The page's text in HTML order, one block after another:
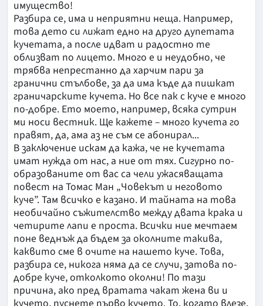
имущество!
Разбира се, има и неприятни неща. Например,
това дето си лижат едно на друго дупетата
кучетата, а после идват и радостно те
облизват по лицето. Много е и неудобно, че
трябва непрестанно да харчим пари за
гранични стълбове, за да има къде да пишкат
граничарските кучета. Но все пак с куче е много
по-добре. Ето моето, например, всяка сутрин
ми носи вестник. Ще кажете – много кучета го
правят, да, ама аз не съм се абонирал...
В заключение искам да кажа, че не кучетата
имат нужда от нас, а ние от тях. Сигурно по-
образованите от вас са чели ужасяващата
повест на Томас Ман „Човекът и неговото
куче”. Там всичко е казано. И тайната на това
необичайно съжителство между двата крака и
четирите лапи е проста. Всички ние мечтаем
поне веднъж да бъдем за околните такива,
каквито сме в очите на нашето куче. Това,
разбира се, никога няма да се случи, затова по-
добре куче, отколкото околни! По тази
причина, ако пред вратата чакат жена ви и